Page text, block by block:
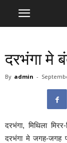
दरभंगा मे
By admin -
दरभंगा, मिथिला
दरभंगा मे जगह-जगह